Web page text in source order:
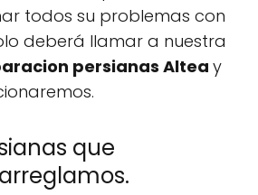
todos su problemas con
deberá llamar a nuestra
persianas Altea y
que